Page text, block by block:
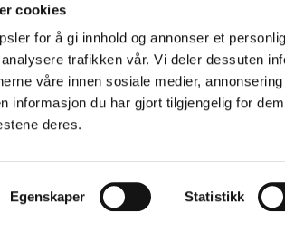
cookies
for å gi innhold og annonser et
trafikken vår. Vi deler dessuten
våre innen sosiale medier,
informasjon du har gjort tilgjengelig for
deres.
Egenskaper Statistikk
Heimveg
Vi hjelper deg på